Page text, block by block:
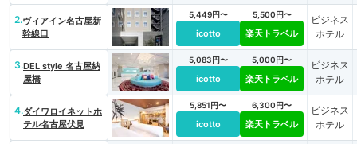
2.ヴィアイン名古屋新
幹線口
5,449円〜
icotto
5,500円〜
楽天トラベル
ビジネス
ホテル
3.DEL style 名古屋納
屋橋
5,083円〜
icotto
5,000円〜
楽天トラベル
ビジネス
ホテル
4.ダイワロイネットホ
テル名古屋伏見
5,851円〜
icotto
6,300円〜
楽天トラベル
ビジネス
ホテル